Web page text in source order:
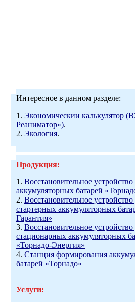
Интересное в данном разделе:
1. Экономическии калькулятор
Реаниматор»).
2. Экология.
Продукция:
1. Восстановительное
аккумуляторных батарей
2. Восстановительное устройство
стартерных аккумуляторных
Гарантия»
3. Восстановительное устройство
стационарных аккумуляторных
«Торнадо-Энергия»
4. Станция формирования
батарей «Торнадо»
Услуги: